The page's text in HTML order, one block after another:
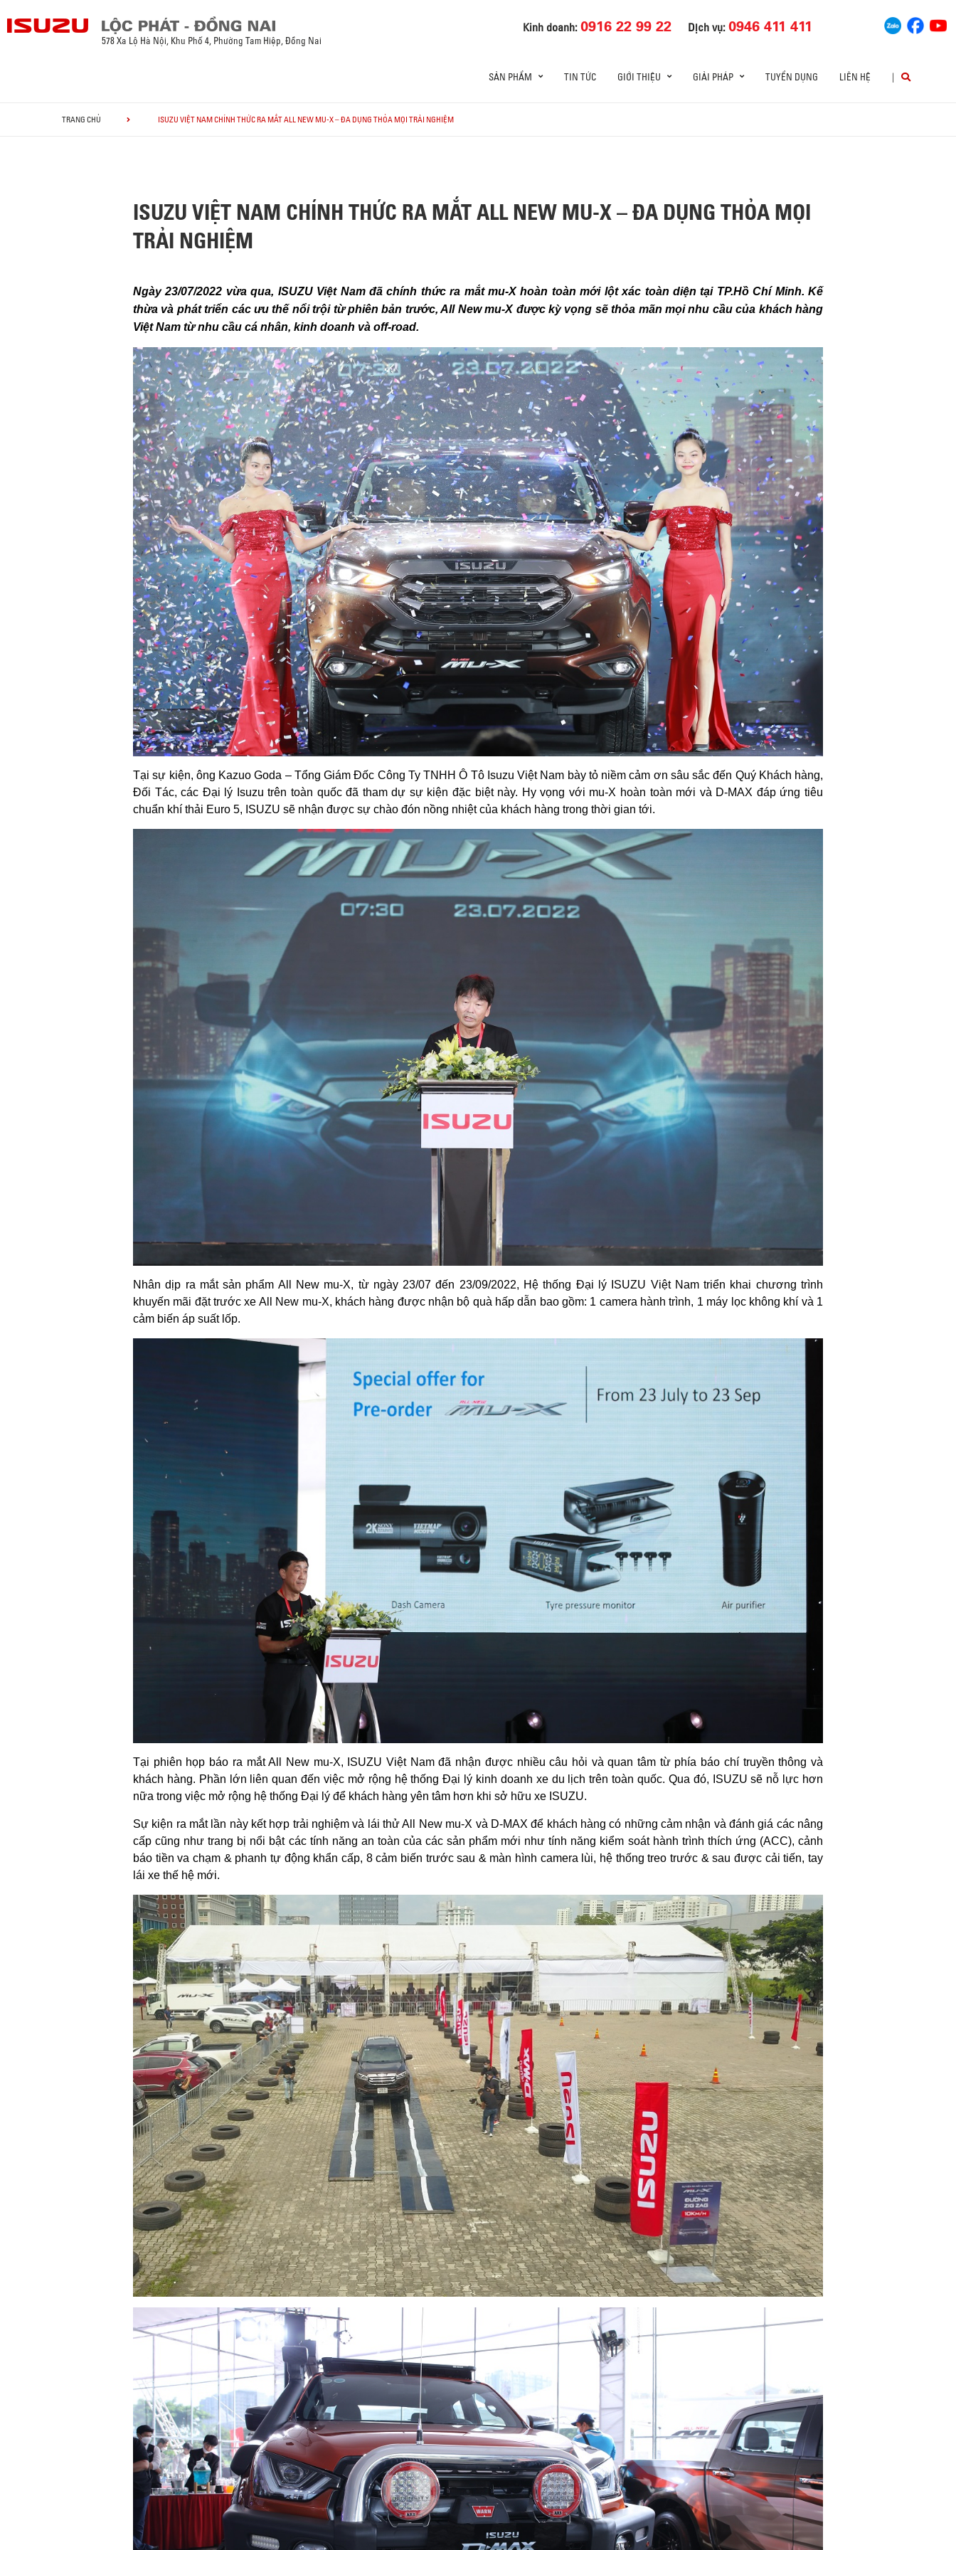
Kinh doanh:0916 22 99 22 Dịch vụ:0946 411 411
578 Xa Lộ Hà Nội, Khu Phố 4, Phường Tam Hiệp, Đồng Nai
SẢN PHẨM TIN TỨC GIỚI THIỆU GIẢI PHÁP TUYỂN DỤNG LIÊN HỆ |
TRANG CHỦ ISUZU VIỆT NAM CHÍNH THỨC RA MẮT ALL NEW MU-X – ĐA DỤNG THỎA MỌI TRẢI NGHIỆM
ISUZU VIỆT NAM CHÍNH THỨC RA MẮT ALL NEW MU-X – ĐA DỤNG THỎA MỌI
TRẢI NGHIỆM
Ngày 23/07/2022 vừa qua, ISUZU Việt Nam đã chính thức ra mắt mu-X hoàn toàn mới lột xác toàn diện tại TP.Hồ Chí Minh. Kế
thừa và phát triển các ưu thế nổi trội từ phiên bản trước, All New mu-X được kỳ vọng sẽ thỏa mãn mọi nhu cầu của khách hàng
Việt Nam từ nhu cầu cá nhân, kinh doanh và off-road.
Tại sự kiện, ông Kazuo Goda – Tổng Giám Đốc Công Ty TNHH Ô Tô Isuzu Việt Nam bày tỏ niềm cảm ơn sâu sắc đến Quý Khách hàng,
Đối Tác, các Đại lý Isuzu trên toàn quốc đã tham dự sự kiện đặc biệt này. Hy vọng với mu-X hoàn toàn mới và D-MAX đáp ứng tiêu
chuẩn khí thải Euro 5, ISUZU sẽ nhận được sự chào đón nồng nhiệt của khách hàng trong thời gian tới.
Nhân dịp ra mắt sản phẩm All New mu-X, từ ngày 23/07 đến 23/09/2022, Hệ thống Đại lý ISUZU Việt Nam triển khai chương trình
khuyến mãi đặt trước xe All New mu-X, khách hàng được nhận bộ quà hấp dẫn bao gồm: 1 camera hành trình, 1 máy lọc không khí và 1
cảm biến áp suất lốp.
Tại phiên họp báo ra mắt All New mu-X, ISUZU Việt Nam đã nhận được nhiều câu hỏi và quan tâm từ phía báo chí truyền thông và
khách hàng. Phần lớn liên quan đến việc mở rộng hệ thống Đại lý kinh doanh xe du lịch trên toàn quốc. Qua đó, ISUZU sẽ nỗ lực hơn
nữa trong việc mở rộng hệ thống Đại lý để khách hàng yên tâm hơn khi sở hữu xe ISUZU.
Sự kiện ra mắt lần này kết hợp trải nghiệm và lái thử All New mu-X và D-MAX để khách hàng có những cảm nhận và đánh giá các nâng
cấp cũng như trang bị nổi bật các tính năng an toàn của các sản phẩm mới như tính năng kiểm soát hành trình thích ứng (ACC), cảnh
báo tiền va chạm & phanh tự động khẩn cấp, 8 cảm biến trước sau & màn hình camera lùi, hệ thống treo trước & sau được cải tiến, tay
lái xe thế hệ mới.